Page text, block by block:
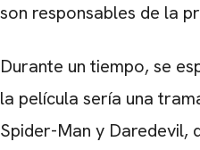
son responsables de la
Durante un tiempo, se
la película sería una
Spider-Man y Daredevil,